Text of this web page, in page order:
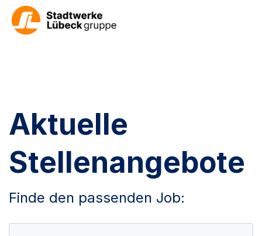
Aktuelle
Stellenangebote
Finde den passenden Job: